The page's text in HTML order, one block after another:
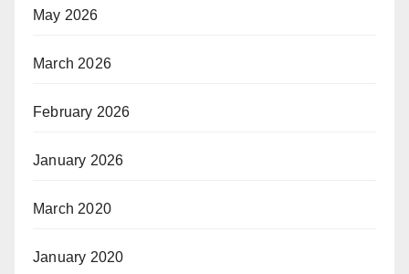
May 2026
March 2026
February 2026
January 2026
March 2020
January 2020